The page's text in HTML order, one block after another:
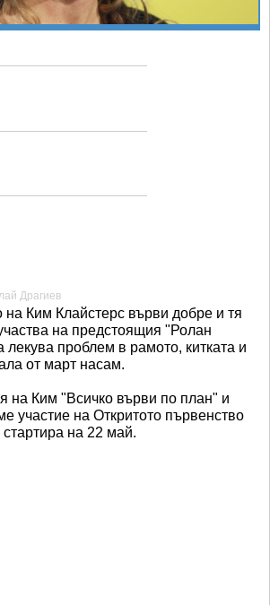
Драгиев
на Ким Клайстерс върви добре и тя
на предстоящия "Ролан
лекува проблем в рамото, китката и
от март насам.
на Ким "Всичко върви по план" и
участие на Откритото първенство
на 22 май.